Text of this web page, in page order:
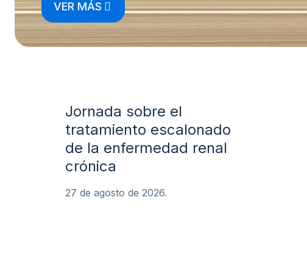
VER MÁS
Jornada sobre el
tratamiento escalonado
de la enfermedad renal
crónica
27 de agosto de 2026.